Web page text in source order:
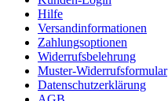
Hilfe
Versandinformationen
Zahlungsoptionen
Widerrufsbelehrung
Muster-Widerrufsformular
Datenschutzerklärung